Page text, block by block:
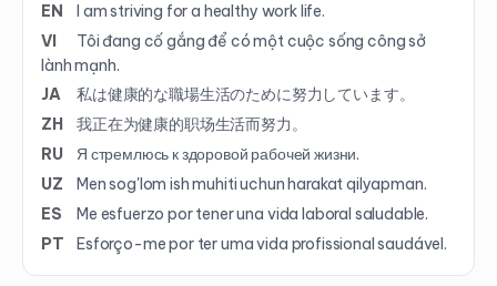
EN
I am striving for a healthy work life.
VI
Tôi đang cố gắng để có một cuộc sống công sở
lành mạnh.
JA
私は健康的な職場生活のために努力しています。
ZH
我正在为健康的职场生活而努力。
RU
Я стремлюсь к здоровой рабочей жизни.
UZ
Men sog'lom ish muhiti uchun harakat qilyapman.
ES
Me esfuerzo por tener una vida laboral saludable.
PT
Esforço-me por ter uma vida profissional saudável.